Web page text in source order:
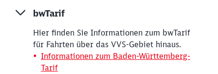
bwTarif
Hier finden Sie Informationen zum bwTarif
für Fahrten über das VVS-Gebiet hinaus.
Informationen zum Baden-Württemberg-
Tarif